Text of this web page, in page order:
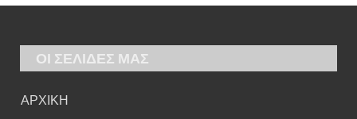
ΟΙ ΣΕΛΙΔΕΣ ΜΑΣ
ΑΡΧΙΚΗ